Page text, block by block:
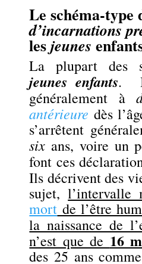
Le schéma-type
d’incarnations
lesjeunes
La plupart des
jeunes enfants.
généralement à
antérieure dès
s’arrêtent
six ans, voire un
font ces
Ils décrivent des
sujet,l’intervalle
mort de l’être
la naissance de
n’est que de 16
des 25 ans